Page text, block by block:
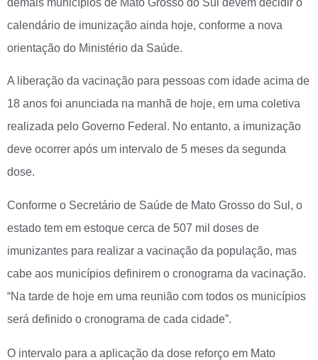
calendário de imunização ainda hoje, conforme a nova
orientação do Ministério da Saúde.
A liberação da vacinação para pessoas com idade acima de
18 anos foi anunciada na manhã de hoje, em uma coletiva
realizada pelo Governo Federal. No entanto, a imunização
deve ocorrer após um intervalo de 5 meses da segunda
dose.
Conforme o Secretário de Saúde de Mato Grosso do Sul, o
estado tem em estoque cerca de 507 mil doses de
imunizantes para realizar a vacinação da população, mas
cabe aos municípios definirem o cronograma da vacinação.
“Na tarde de hoje em uma reunião com todos os municípios
será definido o cronograma de cada cidade”.
O intervalo para a aplicação da dose reforço em Mato